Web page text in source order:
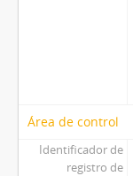
Área de control
Identificador de
registro de